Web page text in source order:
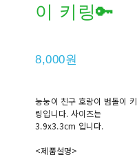
이 키링🔑
8,000원
눙눙이 친구 호랑이 범돌이 키
링입니다. 사이즈는
3.9x3.3cm 입니다.
<제품설명>